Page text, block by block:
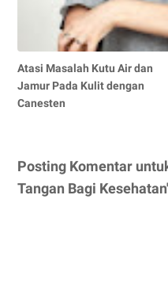
Atasi Masalah Kutu Air dan
Jamur Pada Kulit dengan
Canesten
Posting Komentar
Tangan Bagi